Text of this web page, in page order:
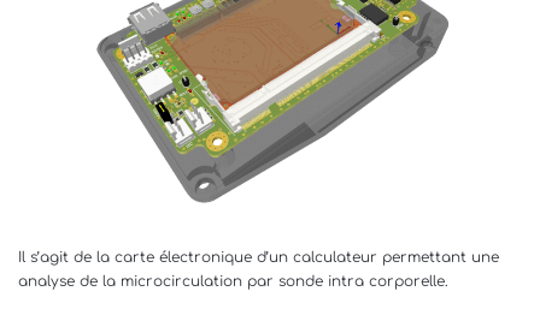
Il s’agit de la carte électronique d’un calculateur permettant une
analyse de la microcirculation par sonde intra corporelle.